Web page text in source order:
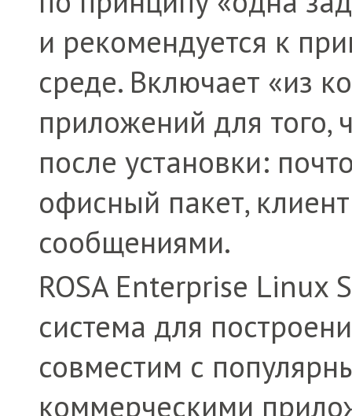
и рекомендуется к
среде. Включает «из
приложений для того,
после установки:
офисный пакет,
сообщениями.
ROSA Enterprise Linux
система для
совместим с
коммерческими